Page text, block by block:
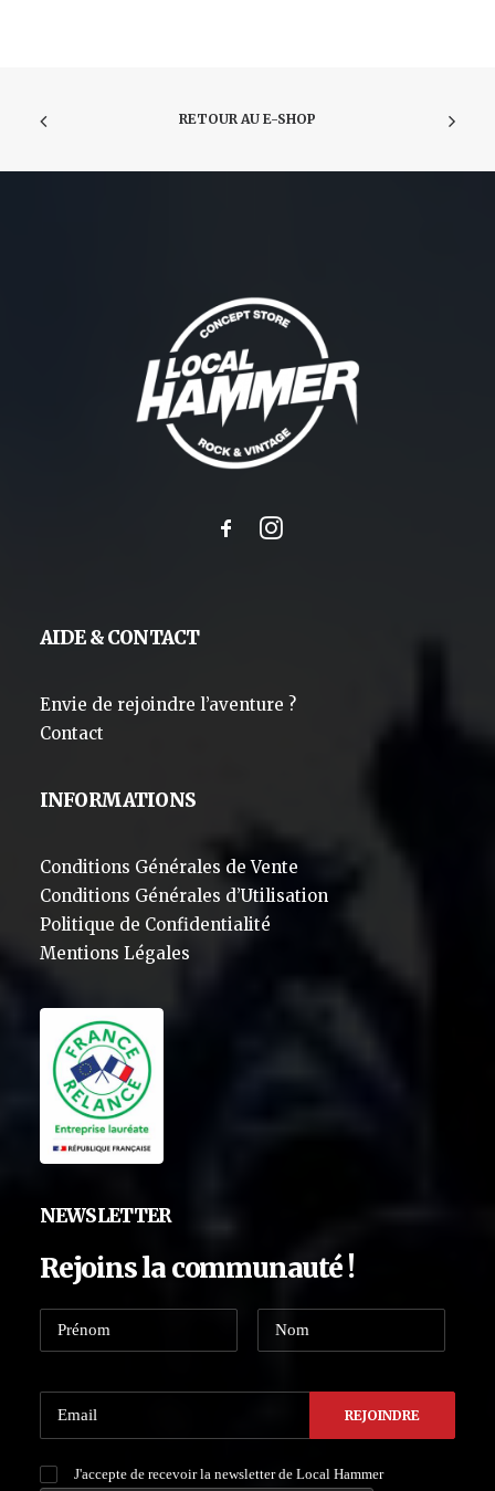
RETOUR AU E-SHOP
AIDE & CONTACT
Envie de rejoindre l’aventure ?
Contact
INFORMATIONS
Conditions Générales de Vente
Conditions Générales d’Utilisation
Politique de Confidentialité
Mentions Légales
NEWSLETTER
Rejoins la communauté !
J'accepte de recevoir la newsletter de Local Hammer